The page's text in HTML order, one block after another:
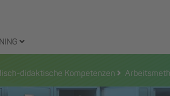
didaktische Kompetenzen